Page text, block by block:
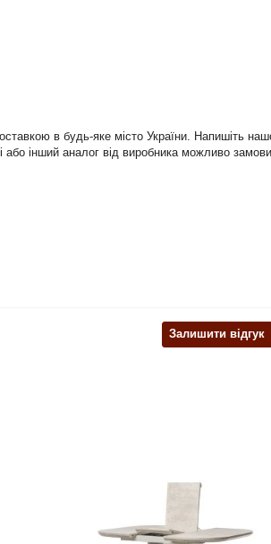
в будь-яке місто України. Напишіть
або інший аналог від виробника можливо
Залишити відгук